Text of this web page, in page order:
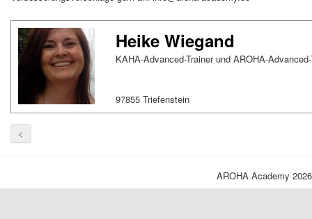
Heike Wiegand
KAHA-Advanced-Trainer und AROHA-
97855 Triefenstein
<
AROHA Academy